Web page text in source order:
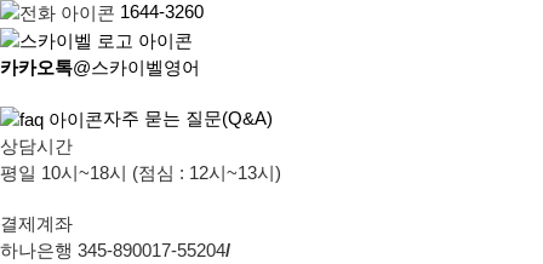
1644-3260
카카오톡@스카이벨영어
자주 묻는 질문(Q&A)
상담시간
평일 10시~18시 (점심 : 12시~13시)
결제계좌
하나은행 345-890017-55204/